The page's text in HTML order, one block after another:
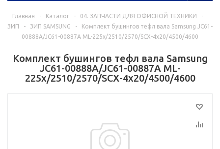
Главная - Каталог - 04. ЗАПЧАСТИ ДЛЯ ОФИСНОЙ ТЕХНИКИ
-
ЗИП
- ЗИП SAMSUNG -
Комплект бушингов тефл вала Samsung JC61-
00888A/JC61-00887A ML-225х/2510/2570/SCX-4х20/4500/4600
Комплект бушингов тефл вала Samsung
JC61-00888A/JC61-00887A ML-
225х/2510/2570/SCX-4х20/4500/4600